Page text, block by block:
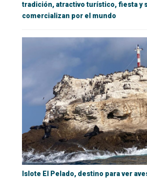
tradición, atractivo turístico, fiesta y
comercializan por el mundo
Islote El Pelado, destino para ver